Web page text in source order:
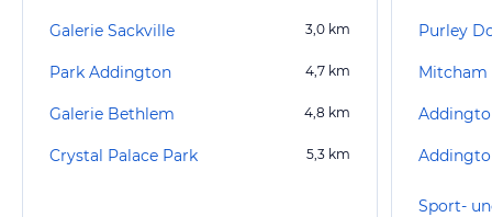
Galerie Sackville 3,0 km
Park Addington 4,7 km
Galerie Bethlem 4,8 km
Crystal Palace Park 5,3 km
Purley
Mitcham
Sport-